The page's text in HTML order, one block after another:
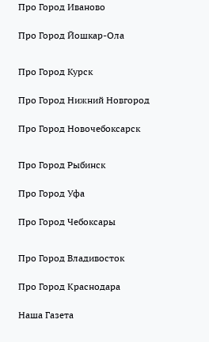
Про Город Иваново
Про Город Йошкар-Ола
Про Город Курск
Про Город Нижний Новгород
Про Город Новочебоксарск
Про Город Рыбинск
Про Город Уфа
Про Город Чебоксары
Про Город Владивосток
Про Город Краснодара
Наша Газета